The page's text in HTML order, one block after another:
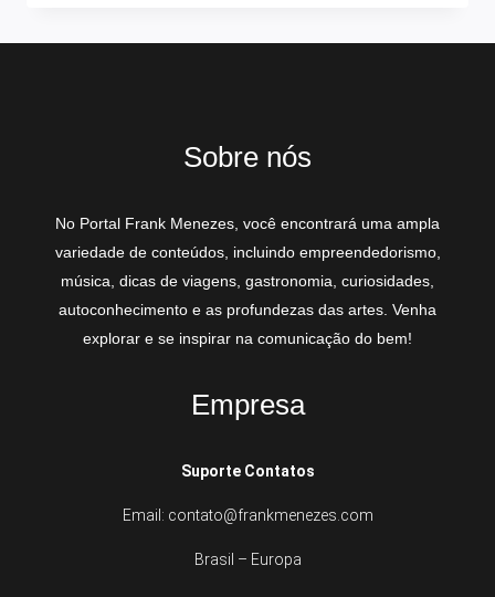
Sobre nós
No Portal Frank Menezes, você encontrará uma ampla
variedade de conteúdos, incluindo empreendedorismo,
música, dicas de viagens, gastronomia, curiosidades,
autoconhecimento e as profundezas das artes. Venha
explorar e se inspirar na comunicação do bem!
Empresa
Suporte Contatos
Email: contato@frankmenezes.com
Brasil – Europa